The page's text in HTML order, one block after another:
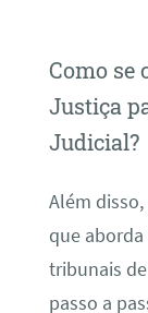
Como se
Justiça
Judicial?
Além
que
tribunais
passo a